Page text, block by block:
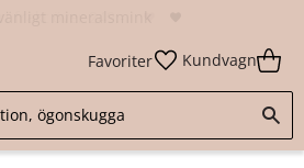
Favoriter Kundvagn